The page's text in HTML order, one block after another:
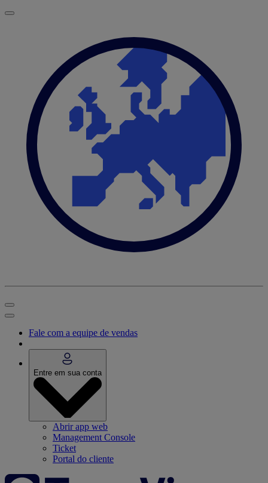
Fale com a equipe de vendas
Entre em sua conta
Abrir app web
Management Console
Ticket
Portal do cliente